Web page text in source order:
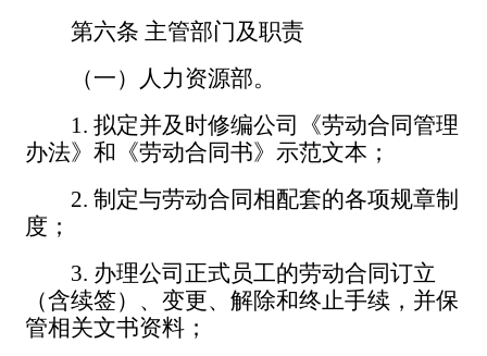
第六条 主管部门及职责
（一）人力资源部。
1. 拟定并及时修编公司《劳动合同管理
办法》和《劳动合同书》示范文本；
2. 制定与劳动合同相配套的各项规章制
度；
3. 办理公司正式员工的劳动合同订立
（含续签）、变更、解除和终止手续，并保
管相关文书资料；